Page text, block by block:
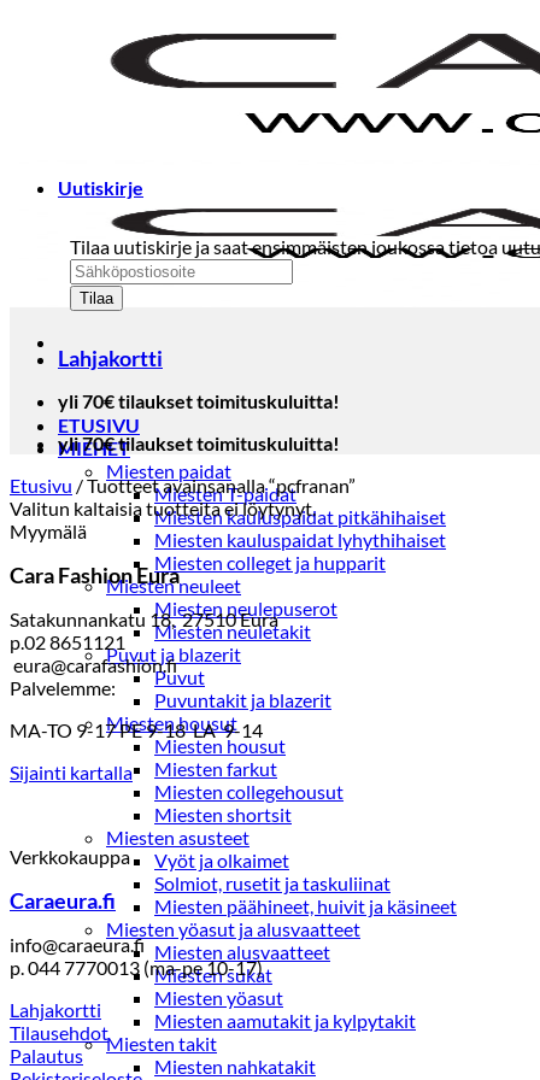
ETUSIVU
MIEHET
Miesten paidat
Miesten T-paidat
Miesten kauluspaidat pitkähihaiset
Miesten kauluspaidat lyhythihaiset
Miesten colleget ja hupparit
Miesten neuleet
Miesten neulepuserot
Miesten neuletakit
Puvut ja blazerit
Puvut
Puvuntakit ja blazerit
Miesten housut
Miesten housut
Miesten farkut
Miesten collegehousut
Miesten shortsit
Miesten asusteet
Vyöt ja olkaimet
Solmiot, rusetit ja taskuliinat
Miesten päähineet, huivit ja käsineet
Miesten yöasut ja alusvaatteet
Miesten alusvaatteet
Miesten sukat
Miesten yöasut
Miesten aamutakit ja kylpytakit
Miesten takit
Miesten nahkatakit
Uutiskirje
Tilaa uutiskirje ja saat ensimmäisten joukossa tietoa
Lahjakortti
yli 70€ tilaukset toimituskuluitta!
yli 70€ tilaukset toimituskuluitta!
Etusivu /Tuotteet avainsanalla “pcfranan”
Valitun kaltaisia tuotteita ei löytynyt.
Myymälä
Cara Fashion Eura
Satakunnankatu 18, 27510 Eura
p.02 8651121
eura@carafashion.fi
Palvelemme:
MA-TO 9-17 PE 9-18 LA 9-14
Sijainti kartalla
Verkkokauppa
Caraeura.fi
info@caraeura.fi
p. 044 7770013 (ma-pe 10-17)
Lahjakortti
Tilausehdot
Palautus